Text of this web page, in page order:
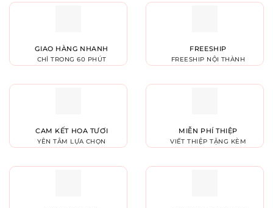
GIAO HÀNG NHANH
CHỈ TRONG 60 PHÚT
FREESHIP
FREESHIP NỘI THÀNH
CAM KẾT HOA TƯƠI
YÊN TÂM LỰA CHỌN
MIỄN PHÍ THIỆP
VIẾT THIỆP TẶNG KÈM